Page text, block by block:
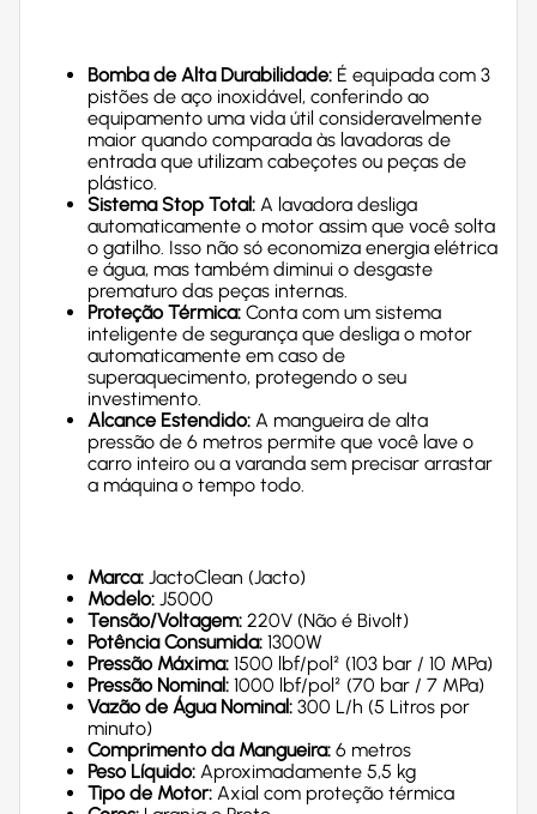
Bomba de Alta Durabilidade: É equipada com 3
pistões de aço inoxidável, conferindo ao
equipamento uma vida útil consideravelmente
maior quando comparada às lavadoras de
entrada que utilizam cabeçotes ou peças de
plástico.
Sistema Stop Total: A lavadora desliga
automaticamente o motor assim que você solta
o gatilho. Isso não só economiza energia elétrica
e água, mas também diminui o desgaste
prematuro das peças internas.
Proteção Térmica: Conta com um sistema
inteligente de segurança que desliga o motor
automaticamente em caso de
superaquecimento, protegendo o seu
investimento.
Alcance Estendido: A mangueira de alta
pressão de 6 metros permite que você lave o
carro inteiro ou a varanda sem precisar arrastar
a máquina o tempo todo.
Marca: JactoClean (Jacto)
Modelo: J5000
Tensão/Voltagem: 220V (Não é Bivolt)
Potência Consumida: 1300W
Pressão Máxima: 1500 lbf/pol² (103 bar / 10 MPa)
Pressão Nominal: 1000 lbf/pol² (70 bar / 7 MPa)
Vazão de Água Nominal: 300 L/h (5 Litros por
minuto)
Comprimento da Mangueira: 6 metros
Peso Líquido: Aproximadamente 5,5 kg
Tipo de Motor: Axial com proteção térmica